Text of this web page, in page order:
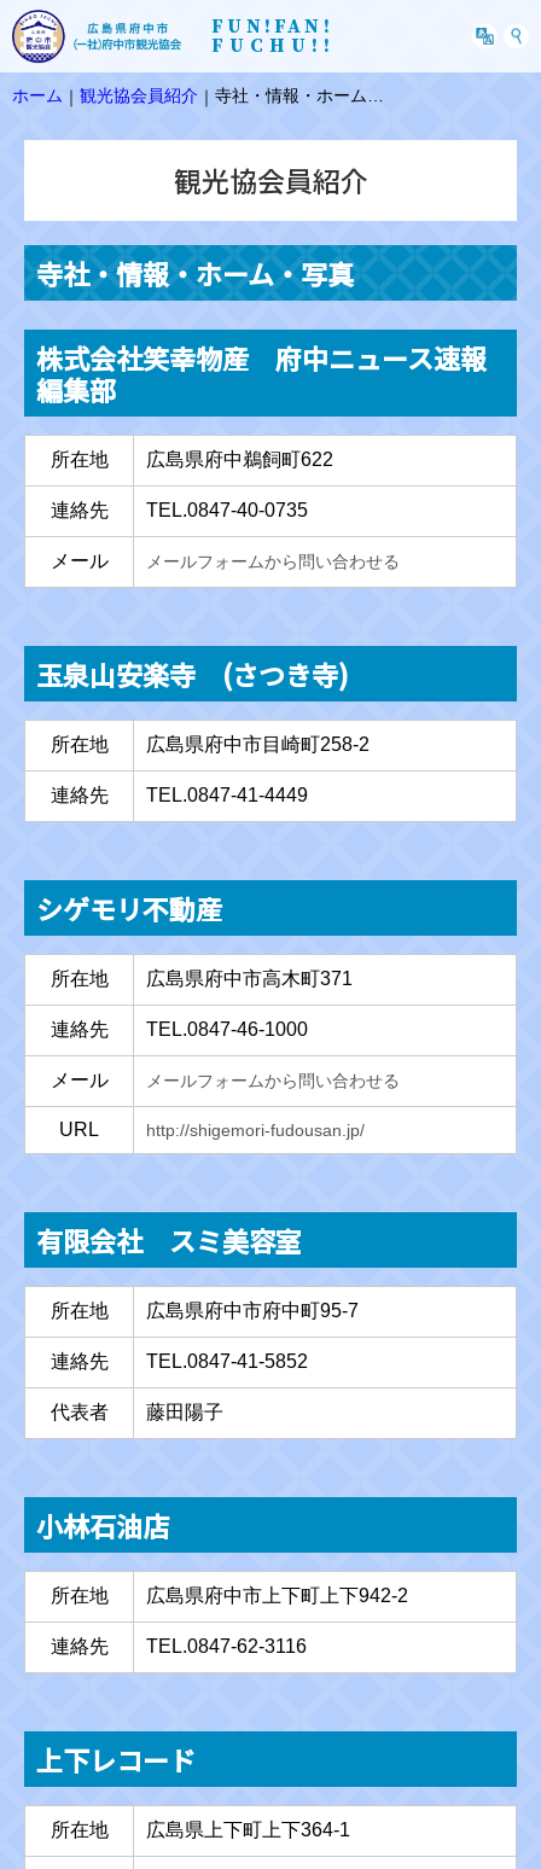
FUN!FAN!
FUCHU!!
ホーム ｜ 観光協会員紹介 ｜ 寺社・情報・ホーム・写真
観光協会員紹介
寺社・情報・ホーム・写真
株式会社笑幸物産 府中ニュース速報
編集部
所在地 広島県府中鵜飼町622
連絡先 TEL.0847-40-0735
メール メールフォームから問い合わせる
玉泉山安楽寺 (さつき寺)
所在地 広島県府中市目崎町258-2
連絡先 TEL.0847-41-4449
シゲモリ不動産
所在地 広島県府中市高木町371
連絡先 TEL.0847-46-1000
メール メールフォームから問い合わせる
URL http://shigemori-fudousan.jp/
有限会社 スミ美容室
所在地 広島県府中市府中町95-7
連絡先 TEL.0847-41-5852
代表者 藤田陽子
小林石油店
所在地 広島県府中市上下町上下942-2
連絡先 TEL.0847-62-3116
上下レコード
所在地 広島県上下町上下364-1